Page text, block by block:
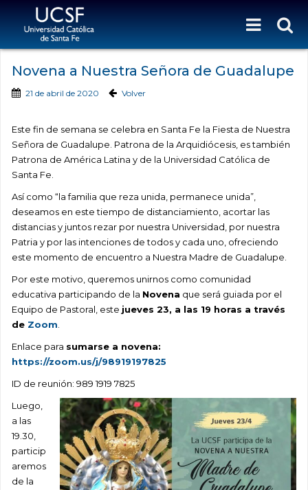
Novena a Nuestra Señora de Guadalupe
21 de abril de 2020 Volver
Este fin de semana se celebra en Santa Fe la Fiesta de Nuestra
Señora de Guadalupe. Patrona de la Arquidiócesis, es también
Patrona de América Latina y de la Universidad Católica de
Santa Fe.
Así como “la familia que reza unida, permanece unida”,
deseamos en este tiempo de distanciamiento, acortar las
distancias y juntos rezar por nuestra Universidad, por nuestra
Patria y por las intenciones de todos y cada uno, ofreciendo
este momento de encuentro a Nuestra Madre de Guadalupe.
Por este motivo, queremos unirnos como comunidad
educativa participando de la Novena que será guiada por el
Equipo de Pastoral, este jueves 23, a las 19 horas a través
de Zoom
Enlace para sumarse a novena:
https://zoom.us/j/98919197825
ID de reunión: 989 1919 7825
Luego,
a las
19.30,
particip
aremos
de la